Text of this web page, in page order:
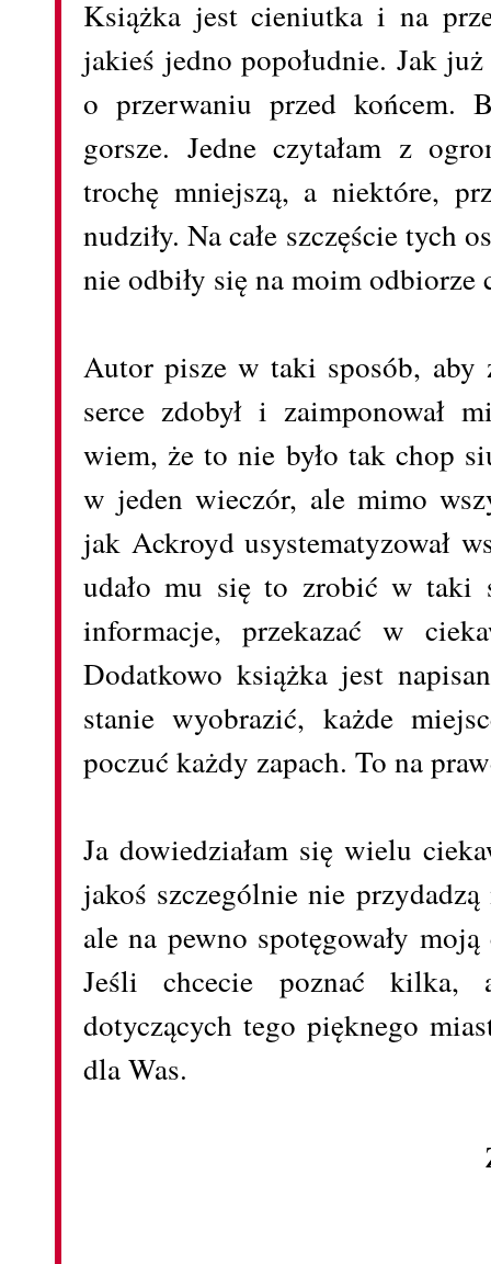
Książka jest cieniutka i na
jakieś jedno popołudnie. Jak
o przerwaniu przed końcem.
gorsze. Jedne czytałam z
trochę mniejszą, a niektóre,
nudziły. Na całe szczęście tych
nie odbiły się na moim odbiorze
Autor pisze w taki sposób, aby
serce zdobył i zaimponował
wiem, że to nie było tak chop
w jeden wieczór, ale mimo
jak Ackroyd usystematyzował
udało mu się to zrobić w taki
informacje, przekazać w
Dodatkowo książka jest
stanie wyobrazić, każde
poczuć każdy zapach. To na
Ja dowiedziałam się wielu
jakoś szczególnie nie
ale na pewno spotęgowały
Jeśli chcecie poznać kilka,
dotyczących tego pięknego
dla Was.